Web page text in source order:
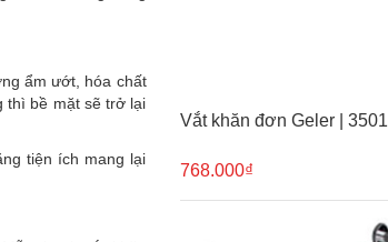
ẩm ướt, hóa chất
thì bề mặt sẽ trở lại
tiện ích mang lại
Vắt khăn đơn Geler | 3501
768.000₫